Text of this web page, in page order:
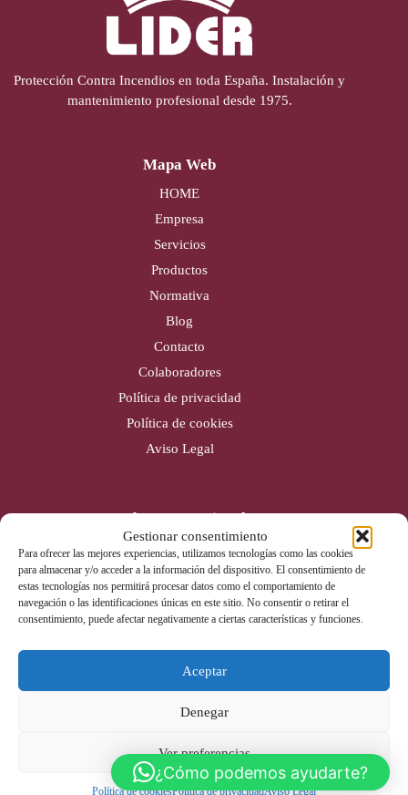
Gestionar consentimiento
Para ofrecer las mejores experiencias, utilizamos tecnologías como las cookies
para almacenar y/o acceder a la información del dispositivo. El consentimiento de
estas tecnologías nos permitirá procesar datos como el comportamiento de
navegación o las identificaciones únicas en este sitio. No consentir o retirar el
consentimiento, puede afectar negativamente a ciertas características y funciones.
Aceptar
Denegar
Ver preferencias
Política de cookiesPolítica de privacidadAviso Legal
Protección Contra Incendios en toda España. Instalación y
mantenimiento profesional desde 1975.
Mapa Web
HOME
Empresa
Servicios
Productos
Normativa
Blog
Contacto
Colaboradores
Política de privacidad
Política de cookies
Aviso Legal
Cobertura nacional
Alicante (Sede)
Valencia
Gijón
Badajoz
Contacto
Tel: 965 670 142
Whatsapp
¿Cómo podemos ayudarte?